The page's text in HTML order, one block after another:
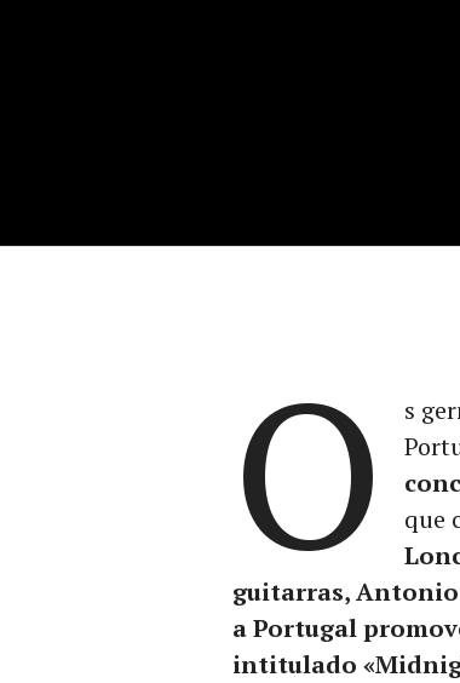
O s
que
guitarras, Antonio
a Portugal
intitulado